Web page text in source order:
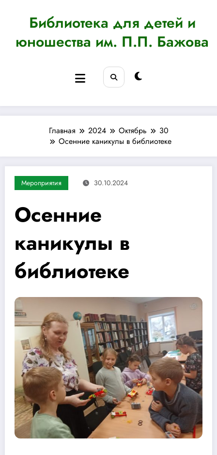
содержимомуБиблиотека для детей и
юношества им. П.П. Бажова
Главная 2024 Октябрь
30
Осенние каникулы в библиотеке
Мероприятия 30.10.2024
Осенние
каникулы в
библиотеке